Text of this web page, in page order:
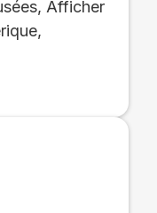
Afficher